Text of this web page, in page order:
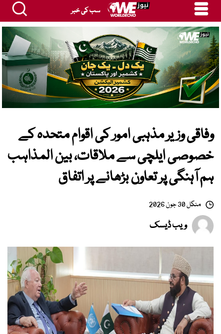
سب کی خبر
وفاقی وزیر مذہبی امور کی اقوام متحدہ کے
خصوصی ایلچی سے ملاقات، بین المذاہب
ہم آہنگی پر تعاون بڑھانے پر اتفاق
منگل 30 جون 2026
ویب ڈیسک